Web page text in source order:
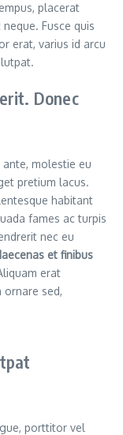
placerat
Fusce quis
erat, varius id arcu
Donec
molestie eu
pretium lacus.
habitant
fames ac turpis
nec eu
et finibus
erat
ornare sed,
porttitor vel